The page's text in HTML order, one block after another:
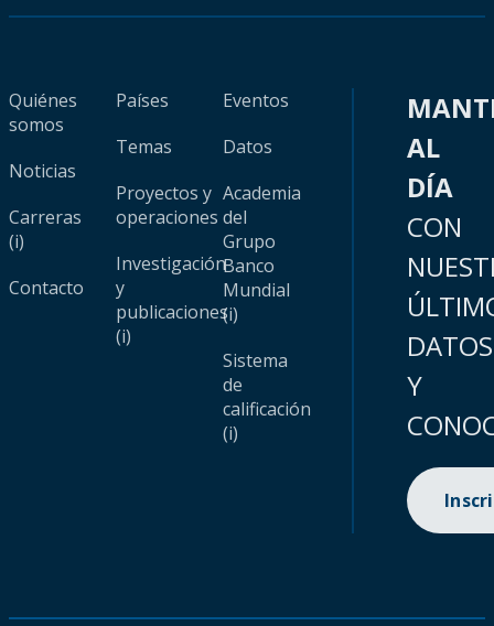
Quiénes
somos
Noticias
Carreras
(i)
Contacto
Países
Temas
Proyectos y
operaciones
Investigación
y
publicaciones
(i)
Eventos
Datos
Academia
del
Grupo
Banco
Mundial
(i)
Sistema
de
calificación
(i)
AL
DÍA
CON
DATOS
Y